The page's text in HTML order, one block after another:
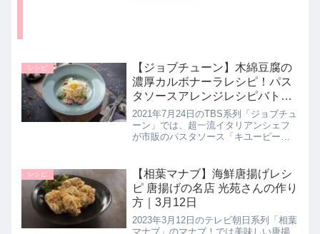
レシピ
【ジョブチューン】木綿豆腐の
濃厚カルボナーラレシピ！パス
タソースアレンジレシピバトル
｜7月24日
2021年7月24日のTBS系列「ジョブチュ
ーン」では、超一流イタリアンシェフ
が市販のパスタソース「キユーピーあ
買うことのできる食材「豆腐」を使用
した絶品アレンジレシピ【...
レシピ
【相葉マナブ】海鮮唐揚げレシ
ピ 唐揚げの名店 光苑さんの作り
方｜3月12日
2023年3月12日のテレビ朝日系列「相葉
マナブ」のマナブ！では美味しい唐揚